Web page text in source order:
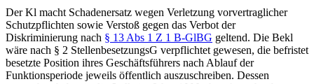
Der Kl macht Schadenersatz wegen Verletzung vorvertraglicher
Schutzpflichten sowie Verstoß gegen das Verbot der
Diskriminierung nach § 13 Abs 1 Z 1 B-GlBG geltend. Die Bekl
wäre nach § 2 StellenbesetzungsG verpflichtet gewesen, die befristet
besetzte Position ihres Geschäftsführers nach Ablauf der
Funktionsperiode jeweils öffentlich auszuschreiben. Dessen